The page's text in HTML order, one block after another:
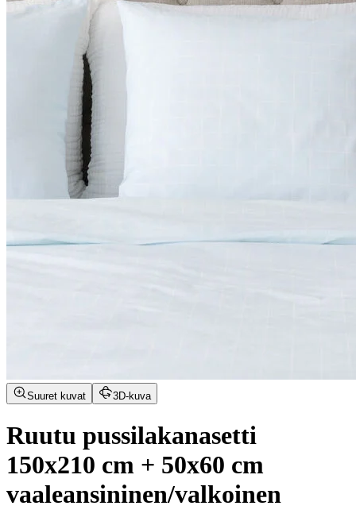
Suuret kuvat 3D-kuva
Ruutu pussilakanasetti
150x210 cm + 50x60 cm
vaaleansininen/valkoinen